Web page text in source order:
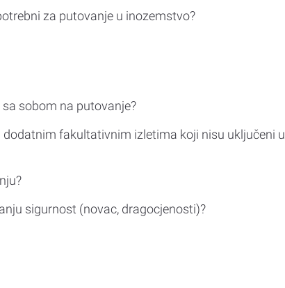
za putovanje u inozemstvo?
sobom na putovanje?
dodatnim fakultativnim izletima koji nisu uključeni u
sigurnost (novac, dragocjenosti)?